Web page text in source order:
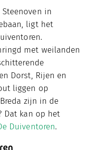
in
ligt het
met weilanden
Dorst, Rijen en
liggen op
zijn in de
Dat kan op het
Duiventoren.